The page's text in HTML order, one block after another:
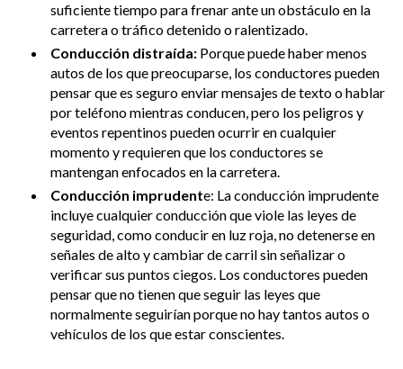
suficiente tiempo para frenar ante un obstáculo en la
carretera o tráfico detenido o ralentizado.
Conducción distraída: Porque puede haber menos
autos de los que preocuparse, los conductores pueden
pensar que es seguro enviar mensajes de texto o hablar
por teléfono mientras conducen, pero los peligros y
eventos repentinos pueden ocurrir en cualquier
momento y requieren que los conductores se
mantengan enfocados en la carretera.
Conducción imprudente: La conducción imprudente
incluye cualquier conducción que viole las leyes de
seguridad, como conducir en luz roja, no detenerse en
señales de alto y cambiar de carril sin señalizar o
verificar sus puntos ciegos. Los conductores pueden
pensar que no tienen que seguir las leyes que
normalmente seguirían porque no hay tantos autos o
vehículos de los que estar conscientes.